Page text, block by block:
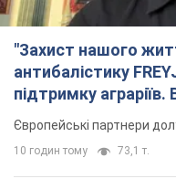
"Захист нашого
антибалістику
підтримку аграріїв.
Європейські партнери
10 годин тому 73,1 т.